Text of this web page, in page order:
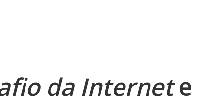
da Internete